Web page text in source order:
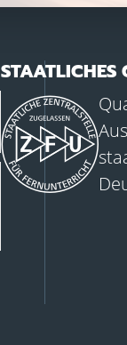
STAATLICHES